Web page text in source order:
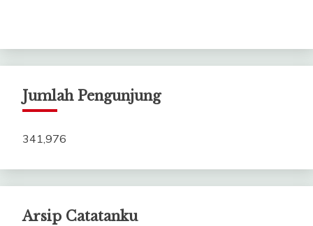
Jumlah Pengunjung
341,976
Arsip Catatanku